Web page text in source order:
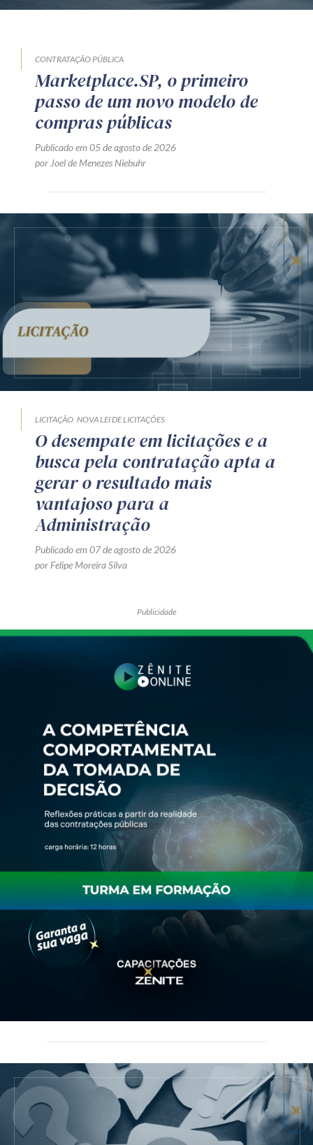
CONTRATAÇÃO PÚBLICA
Marketplace.SP, o primeiro
passo de um novo modelo de
compras públicas
Publicado em 05 de agosto de 2026
por Joel de Menezes Niebuhr
LICITAÇÃO NOVA LEI DE LICITAÇÕES
O desempate em licitações e a
busca pela contratação apta a
gerar o resultado mais
vantajoso para a
Administração
Publicado em 07 de agosto de 2026
por Felipe Moreira Silva
Publicidade